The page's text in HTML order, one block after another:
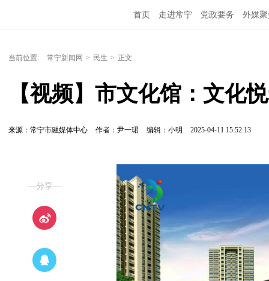
首页 走进常宁 党政要务 外媒
当前位置: 常宁新闻网 > 民生 > 正文
【视频】市文化馆：文化
来源：常宁市融媒体中心 作者：尹一珺 编辑：小明 2025-04-11 15:52:13
—分享—